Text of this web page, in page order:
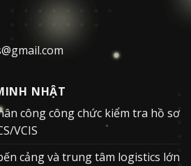
NHẬT
công công chức kiểm tra hồ sơ
VCIS
cảng và trung tâm logistics lớn